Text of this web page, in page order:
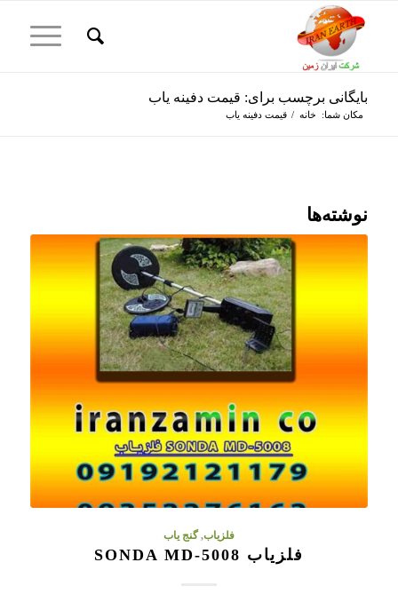
بایگانی برچسب برای: قیمت دفینه یاب
مکان شما: خانه / قیمت دفینه یاب
نوشته‌ها
فلزیاب,گنج یاب
فلزیاب SONDA MD-5008